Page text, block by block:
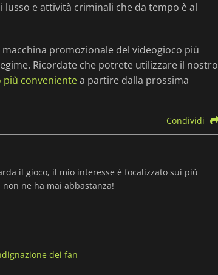
e attività criminali che da tempo è al
promozionale del videogioco più
Ricordate che potrete utilizzare il nostro
più convenientea partire dalla prossima
Condividi
il gioco, il mio interesse è focalizzato sui più
ne ha mai abbastanza!
dei fan